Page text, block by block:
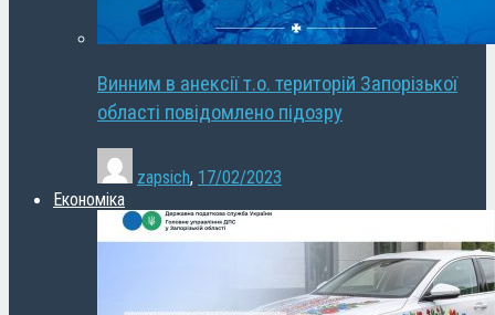
Винним в анексії т.о. територій Запорізької
області повідомлено підозру
zapsich, 17/02/2023
Економіка